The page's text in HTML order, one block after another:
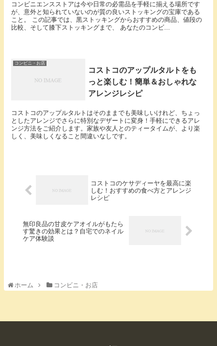
コンビニエンスストアは今や日常の必需品を手軽に揃える場所です
が、意外と知られていないのが質の良いストッキングの宝庫である
こと。 この記事では、黒ストッキングからおすすめの商品、値段の
比較、そして膝下ストッキングまで、 あなたのコンビ...
コンビニ・お店
コストコのアップルタルトをも
っと楽しむ！簡単＆おしゃれな
アレンジレシピ
コストコのアップルタルトはそのままでも美味しいけれど、ちょっ
としたアレンジでさらに特別なデザートに変身！手軽にできるアレ
ンジ方法をご紹介します。家族や友人とのティータイムが、より楽
しく、美味しくなること間違いなしです。
コストコのケサディーヤを最高に楽
しむ！おすすめの食べ方とアレンジ
レシピ
無印良品の甘皮ケアオイルがもたら
す驚きの効果とは？自宅でのネイル
ケア体験談
ホーム コンビニ・お店